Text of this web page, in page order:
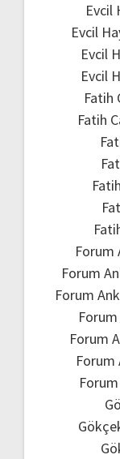
Evcil
Evcil
Evcil
Evcil
Fatih
Fatih
Forum
Forum
Forum
Forum
Forum